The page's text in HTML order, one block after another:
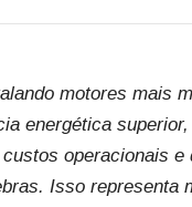
motores mais
energética
operacionais e
Isso representa